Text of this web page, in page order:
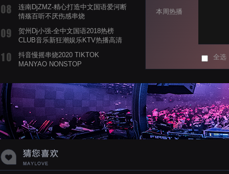
连南DjZMZ-精心打造中文国语爱河断
情殇百听不厌伤感串烧
贺州Dj小强-全中文国语2018热榜
CLUB音乐新狂潮娱乐KTV热播高清
抖音慢摇串烧2020 TIKTOK
MANYAO NONSTOP
蝉爸爸妈妈爱存在夏天的风是想你的
声音啊
本周热播
全选